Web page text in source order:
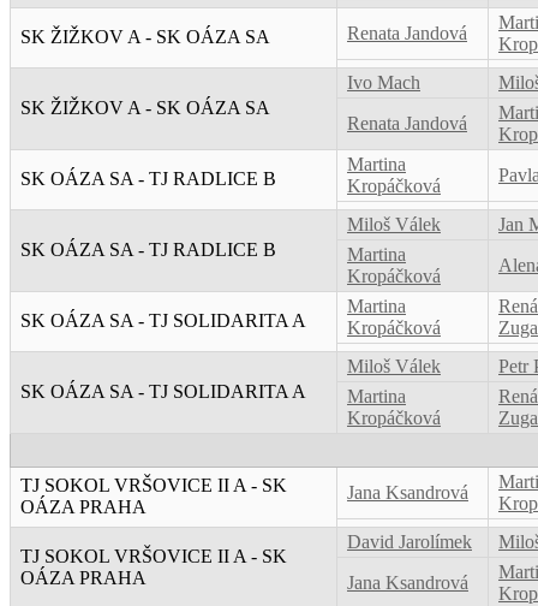
SK ŽIŽKOV A - SK OÁZA SA Renata Jandová
SK ŽIŽKOV A - SK OÁZA SA
Ivo Mach
Renata Jandová
SK OÁZA SA - TJ RADLICE B
Martina
Kropáčková
SK OÁZA SA - TJ RADLICE B
Miloš Válek
Jan
Martina
Kropáčková
SK OÁZA SA - TJ SOLIDARITA A
Martina
Kropáčková
SK OÁZA SA - TJ SOLIDARITA A
Miloš Válek
Petr
Martina
Kropáčková
TJ SOKOL VRŠOVICE II A - SK
OÁZA PRAHA
Jana Ksandrová
TJ SOKOL VRŠOVICE II A - SK
OÁZA PRAHA
David Jarolímek
Jana Ksandrová